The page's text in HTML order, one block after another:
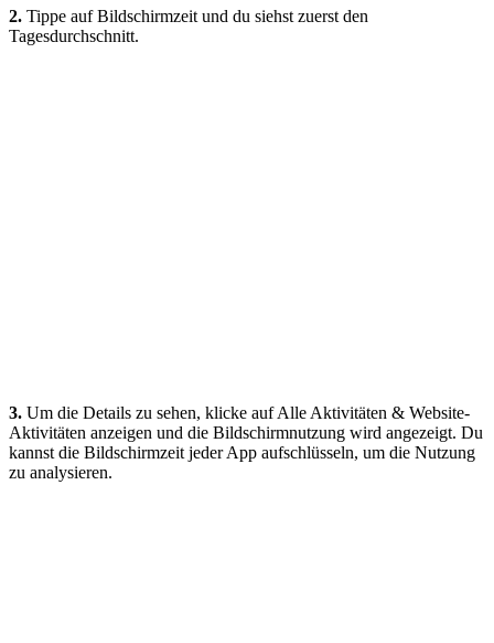
2. Tippe auf Bildschirmzeit und du siehst zuerst den
Tagesdurchschnitt.
3. Um die Details zu sehen, klicke auf Alle Aktivitäten & Website-
Aktivitäten anzeigen und die Bildschirmnutzung wird angezeigt. Du
kannst die Bildschirmzeit jeder App aufschlüsseln, um die Nutzung
zu analysieren.